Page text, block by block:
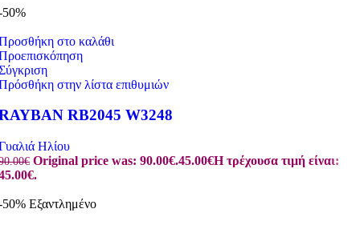
50%
στο καλάθι
στην λίστα επιθυμιών
RB2045 W3248
Ηλίου
€ Original price was: 90.00€.45.00€Η τρέχουσα τιμή είναι:
50% Εξαντλημένο